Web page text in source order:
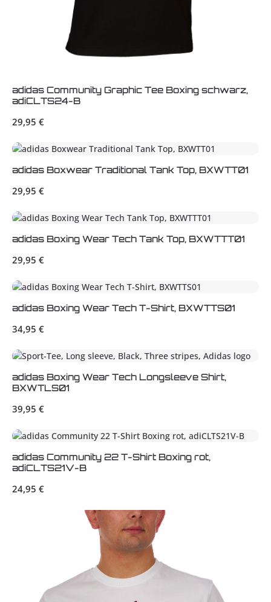
adidas Community Graphic Tee Boxing schwarz,
adiCLTS24-B
Regulärer Preis:
29,95 €
adidas Boxwear Traditional Tank Top, BXWTT01
Regulärer Preis:
29,95 €
adidas Boxing Wear Tech Tank Top, BXWTTT01
Regulärer Preis:
29,95 €
adidas Boxing Wear Tech T-Shirt, BXWTTS01
Regulärer Preis:
34,95 €
adidas Boxing Wear Tech Longsleeve Shirt,
BXWTLS01
Regulärer Preis:
39,95 €
adidas Community 22 T-Shirt Boxing rot,
adiCLTS21V-B
Regulärer Preis:
24,95 €